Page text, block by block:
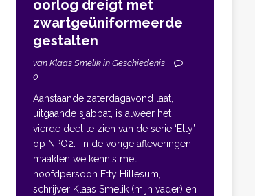
oorlog dreigt met
zwartgeüniformeerde
gestalten
van Klaas Smelik in Geschiedenis
0
Aanstaande zaterdagavond laat,
uitgaande sjabbat, is alweer het
vierde deel te zien van de serie ‘Etty’
op NPO2. In de vorige afleveringen
maakten we kennis met
hoofdpersoon Etty Hillesum,
schrijver Klaas Smelik (mijn vader) en